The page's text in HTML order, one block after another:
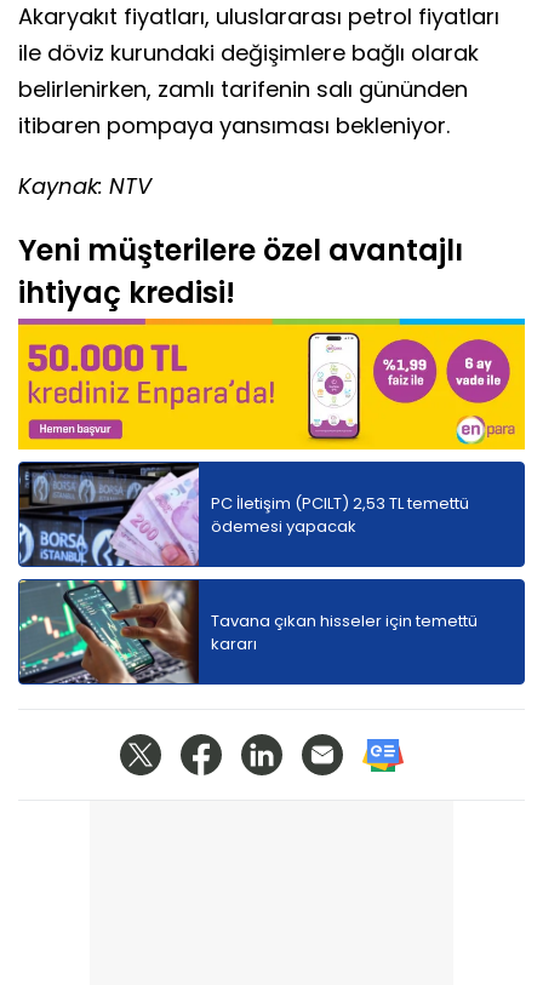
Akaryakıt fiyatları, uluslararası petrol fiyatları
ile döviz kurundaki değişimlere bağlı olarak
belirlenirken, zamlı tarifenin salı gününden
itibaren pompaya yansıması bekleniyor.
Kaynak: NTV
Yeni müşterilere özel avantajlı
ihtiyaç kredisi!
PC İletişim (PCILT) 2,53 TL temettü
ödemesi yapacak
Tavana çıkan hisseler için temettü
kararı